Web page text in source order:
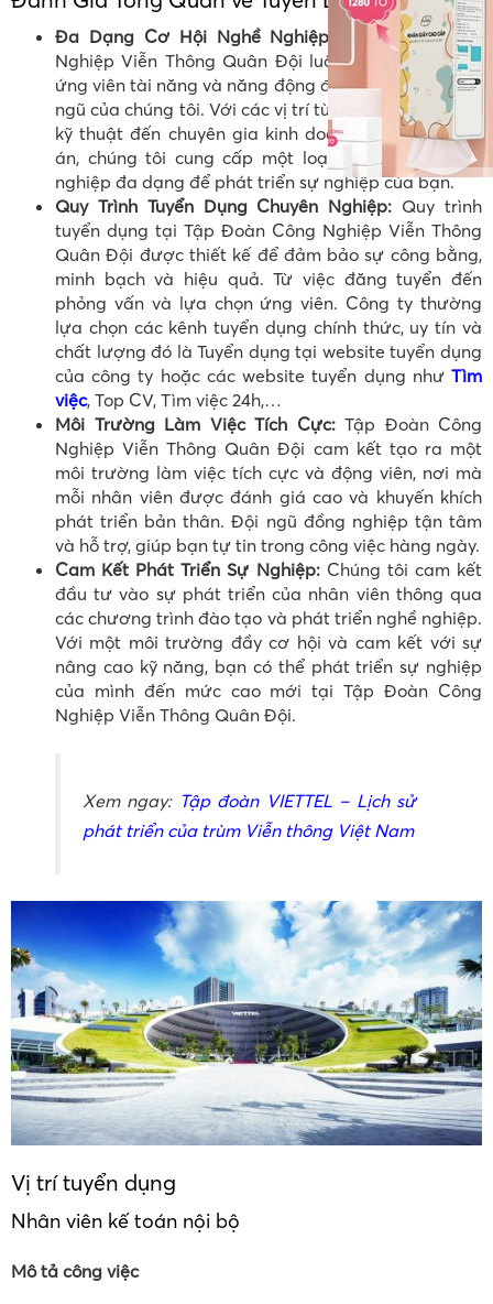
Đa Dạng Cơ Hội Nghề Nghiệp:
Tập Đoàn Công
Nghiệp Viễn Thông Quân Đội luôn tìm kiếm những
ứng viên tài năng và năng động để gia nhập vào đội
ngũ của chúng tôi. Với các vị trí từ kỹ sư, chuyên viên
kỹ thuật đến chuyên gia kinh doanh và quản lý dự
án, chúng tôi cung cấp một loạt các cơ hội nghề
nghiệp đa dạng để phát triển sự nghiệp của bạn.
Quy Trình Tuyển Dụng Chuyên Nghiệp: Quy trình
tuyển dụng tại Tập Đoàn Công Nghiệp Viễn Thông
Quân Đội được thiết kế để đảm bảo sự công bằng,
minh bạch và hiệu quả. Từ việc đăng tuyển đến
phỏng vấn và lựa chọn ứng viên. Công ty thường
lựa chọn các kênh tuyển dụng chính thức, uy tín và
chất lượng đó là Tuyển dụng tại website tuyển dụng
của công ty hoặc các website tuyển dụng như Tìm
việc, Top CV, Tìm việc 24h,…
Môi Trường Làm Việc Tích Cực:Tập Đoàn Công
Nghiệp Viễn Thông Quân Đội cam kết tạo ra một
môi trường làm việc tích cực và động viên, nơi mà
mỗi nhân viên được đánh giá cao và khuyến khích
phát triển bản thân. Đội ngũ đồng nghiệp tận tâm
và hỗ trợ, giúp bạn tự tin trong công việc hàng ngày.
Cam Kết Phát Triển Sự Nghiệp:Chúng tôi cam kết
đầu tư vào sự phát triển của nhân viên thông qua
các chương trình đào tạo và phát triển nghề nghiệp.
Với một môi trường đầy cơ hội và cam kết với sự
nâng cao kỹ năng, bạn có thể phát triển sự nghiệp
của mình đến mức cao mới tại Tập Đoàn Công
Nghiệp Viễn Thông Quân Đội.
Xem ngay: Tập đoàn VIETTEL – Lịch sử
phát triển của trùm Viễn thông Việt Nam
Vị trí tuyển dụng
Nhân viên kế toán nội bộ
Mô tả công việc